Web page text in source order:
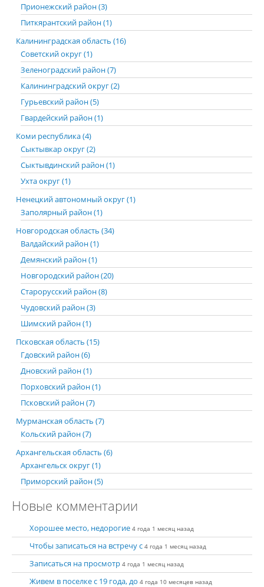
Прионежский район (3)
Питкярантский район (1)
Калининградская область (16)
Советский округ (1)
Зеленоградский район (7)
Калининградский округ (2)
Гурьевский район (5)
Гвардейский район (1)
Коми республика (4)
Сыктывкар округ (2)
Сыктывдинский район (1)
Ухта округ (1)
Ненецкий автономный округ (1)
Заполярный район (1)
Новгородская область (34)
Валдайский район (1)
Демянский район (1)
Новгородский район (20)
Старорусский район (8)
Чудовский район (3)
Шимский район (1)
Псковская область (15)
Гдовский район (6)
Дновский район (1)
Порховский район (1)
Псковский район (7)
Мурманская область (7)
Кольский район (7)
Архангельская область (6)
Архангельск округ (1)
Приморский район (5)
Новые комментарии
Хорошее место, недорогие 4 года 1 месяц назад
Чтобы записаться на встречу с 4 года 1 месяц назад
Записаться на просмотр 4 года 1 месяц назад
Живем в поселке с 19 года, до 4 года 10 месяцев назад